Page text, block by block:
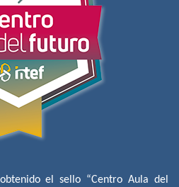
el sello “Centro Aula del